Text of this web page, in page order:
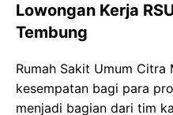
Lowongan Kerja
Tembung
Rumah Sakit Umum Citra
kesempatan bagi para
menjadi bagian dari tim